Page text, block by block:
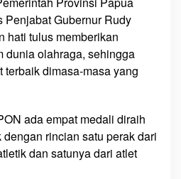
Penjabat Gubernur Rudy
hati tulus memberikan
dunia olahraga, sehingga
terbaik dimasa-masa yang
ada empat medali diraih
rincian satu perak dari
dan satunya dari atlet